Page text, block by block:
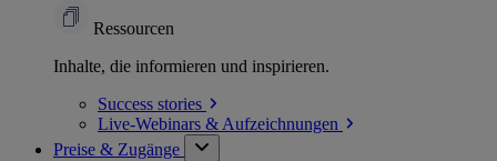
Ressourcen
Inhalte, die informieren und inspirieren.
Success stories
Live-Webinars & Aufzeichnungen
Preise & Zugänge